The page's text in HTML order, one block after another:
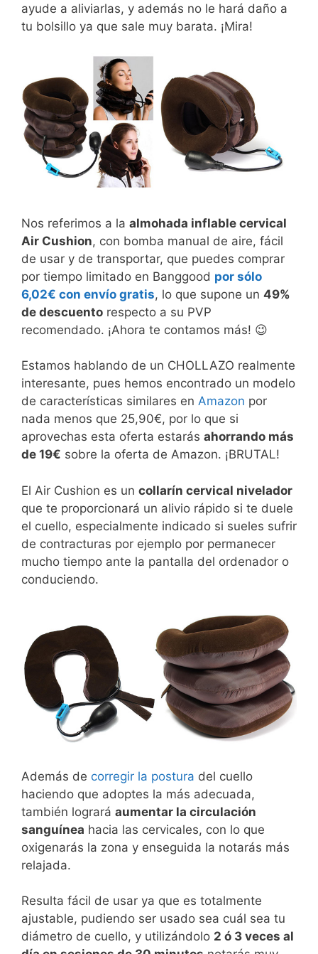
ayude a aliviarlas, y además no le hará daño a
tu bolsillo ya que sale muy barata. ¡Mira!
Nos referimos a la almohada inflable cervical
Air Cushion, con bomba manual de aire, fácil
de usar y de transportar, que puedes comprar
por tiempo limitado en Banggood por sólo
6,02€ con envío gratis, lo que supone un 49%
de descuento respecto a su PVP
recomendado. ¡Ahora te contamos más! 😉
Estamos hablando de un CHOLLAZO realmente
interesante, pues hemos encontrado un modelo
de características similares en Amazon por
nada menos que 25,90€, por lo que si
aprovechas esta oferta estarás ahorrando más
de 19€ sobre la oferta de Amazon. ¡BRUTAL!
El Air Cushion es un collarín cervical nivelador
que te proporcionará un alivio rápido si te duele
el cuello, especialmente indicado si sueles sufrir
de contracturas por ejemplo por permanecer
mucho tiempo ante la pantalla del ordenador o
conduciendo.
Además de corregir la postura del cuello
haciendo que adoptes la más adecuada,
también logrará aumentar la circulación
sanguínea hacia las cervicales, con lo que
oxigenarás la zona y enseguida la notarás más
relajada.
Resulta fácil de usar ya que es totalmente
ajustable, pudiendo ser usado sea cuál sea tu
diámetro de cuello, y utilizándolo 2 ó 3 veces al